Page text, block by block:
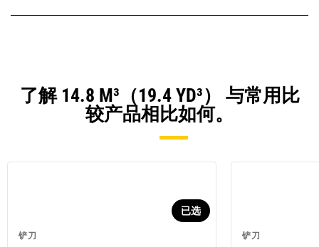
了解 14.8 M³（19.4 YD³） 与常用比
较产品相比如何。
铲刀
已选
铲刀